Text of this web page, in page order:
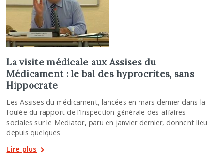
La visite médicale aux Assises du
Médicament : le bal des hyprocrites, sans
Hippocrate
Les Assises du médicament, lancées en mars dernier dans la
foulée du rapport de l’Inspection générale des affaires
sociales sur le Mediator, paru en janvier dernier, donnent lieu
depuis quelques
Lire plus